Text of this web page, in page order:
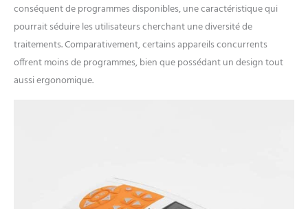
conséquent de programmes disponibles, une caractéristique qui
pourrait séduire les utilisateurs cherchant une diversité de
traitements. Comparativement, certains appareils concurrents
offrent moins de programmes, bien que possédant un design tout
aussi ergonomique.